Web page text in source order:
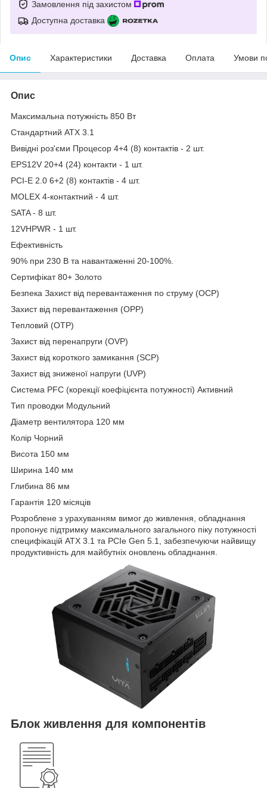
Замовлення під захистом
Доступна доставка
Опис Характеристики Доставка Оплата Умови
Опис
Максимальна потужність 850 Вт
Стандартний ATX 3.1
Вивідні роз'єми Процесор 4+4 (8) контактів - 2 шт.
EPS12V 20+4 (24) контакти - 1 шт.
PCI-E 2.0 6+2 (8) контактів - 4 шт.
MOLEX 4-контактний - 4 шт.
SATA - 8 шт.
12VHPWR - 1 шт.
Ефективність
90% при 230 В та навантаженні 20-100%.
Сертифікат 80+ Золото
Безпека Захист від перевантаження по струму (OCP)
Захист від перевантаження (OPP)
Тепловий (OTP)
Захист від перенапруги (OVP)
Захист від короткого замикання (SCP)
Захист від зниженої напруги (UVP)
Система PFC (корекції коефіцієнта потужності) Активний
Тип проводки Модульний
Діаметр вентилятора 120 мм
Колір Чорний
Висота 150 мм
Ширина 140 мм
Глибина 86 мм
Гарантія 120 місяців
Розроблене з урахуванням вимог до живлення, обладнання
пропонує підтримку максимального загального піку потужності
специфікацій ATX 3.1 та PCIe Gen 5.1, забезпечуючи найвищу
продуктивність для майбутніх оновлень обладнання.
Блок живлення для компонентів